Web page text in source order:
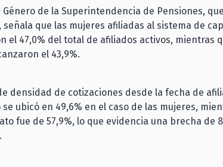
Género de la Superintendencia de Pensiones,
señala que las mujeres afiliadas al sistema de
el 47,0% del total de afiliados activos, mientras
el 43,9%.
densidad de cotizaciones desde la fecha de
ubicó en 49,6% en el caso de las mujeres,
fue de 57,9%, lo que evidencia una brecha de